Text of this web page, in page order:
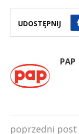
UDOSTĘPNIJ
PAP
poprzedni post